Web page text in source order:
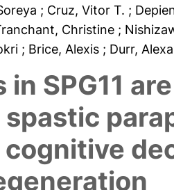
; Cruz, Vitor T. ;
Christine ;
; Brice, Alexis ; Durr,
SPG11
spastic